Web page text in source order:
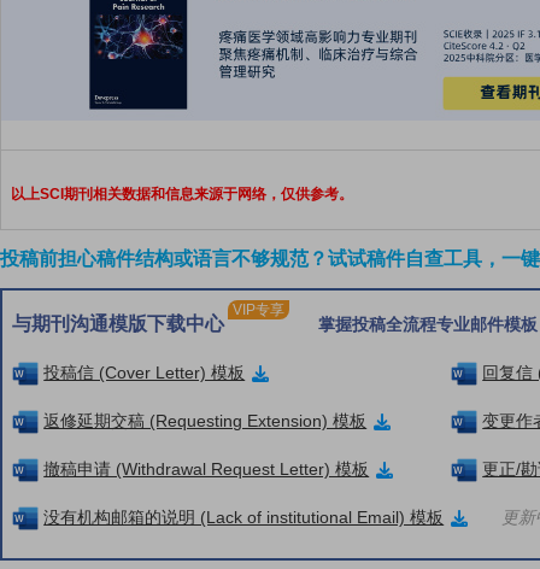
以上SCI期刊相关数据和信息来源于网络，仅供参考。
投稿前担心稿件结构或语言不够规范？试试稿件自查工具，一
与期刊沟通模版下载中心
VIP专享
掌握投稿全流程专业邮件模
投稿信 (Cover Letter) 模板 回复信
返修延期交稿 (Requesting Extension) 模板 变更作
撤稿申请 (Withdrawal Request Letter) 模板 更正/
没有机构邮箱的说明 (Lack of institutional Email) 模板 更